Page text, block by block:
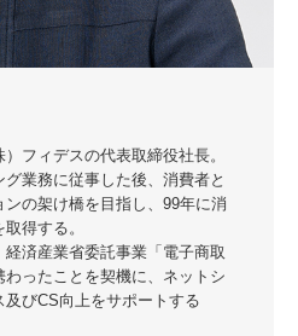
フィデスの代表取締役社長。
業務に従事した後、消費者と
の架け橋を目指し、99年に消
得する。
経済産業省委託事業「電子商取
ったことを契機に、ネットシ
及びCS向上をサポートする